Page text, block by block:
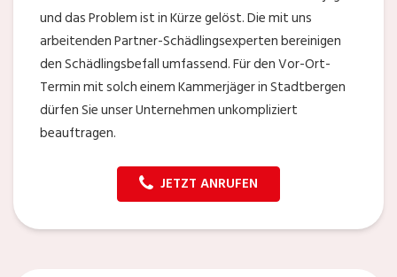
und das Problem ist in Kürze gelöst. Die mit uns
arbeitenden Partner-Schädlingsexperten bereinigen
den Schädlingsbefall umfassend. Für den Vor-Ort-
Termin mit solch einem Kammerjäger in Stadtbergen
dürfen Sie unser Unternehmen unkompliziert
beauftragen.
JETZT ANRUFEN